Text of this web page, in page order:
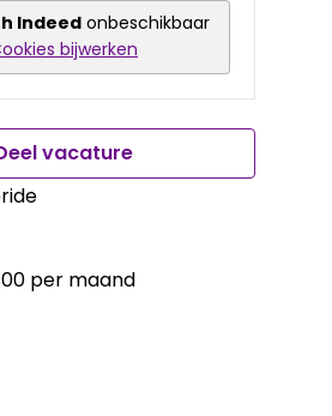
Indeed onbeschikbaar
bijwerken
vacature
per maand